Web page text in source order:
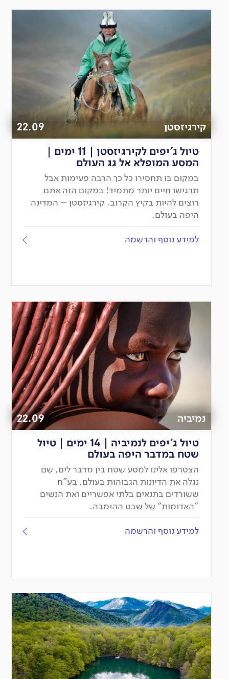
קירגיזסטן 22.09
טיול ג'יפים לקירגיזסטן | 11 ימים |
המסע המופלא אל גג העולם
במקום בו תחסירו כל כך הרבה פעימות אבל
תרגישו חיים יותר מתמיד! במקום הזה אתם
רוצים להיות בקיץ הקרוב. קירגיזסטן – המדינה
היפה בעולם.
למידע נוסף והרשמה
נמיביה 22.09
טיול ג'יפים לנמיביה | 14 ימים | טיול
שטח במדבר היפה בעולם
הצטרפו אלינו למסע שטח בין מדבר לים, שם
נגלה את הדיונות הגבוהות בעולם, בע"ח
ששורדים בתנאים בלתי אפשריים ואת הנשים
"האדומות" של שבט ההימבה.
למידע נוסף והרשמה